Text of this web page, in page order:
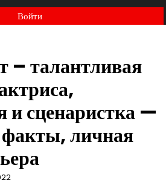
Войти
– талантливая
и сценаристка —
личная